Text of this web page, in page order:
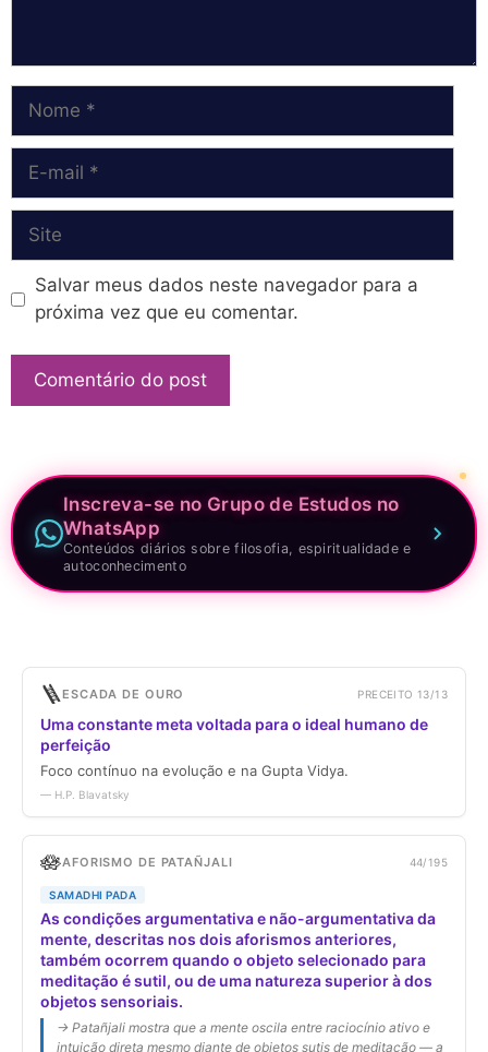
Nome
Site
Salvar meus dados neste navegador para a
próxima vez que eu comentar.
Inscreva-se no Grupo de Estudos no
WhatsApp
Conteúdos diários sobre filosofia, espiritualidade e
autoconhecimento